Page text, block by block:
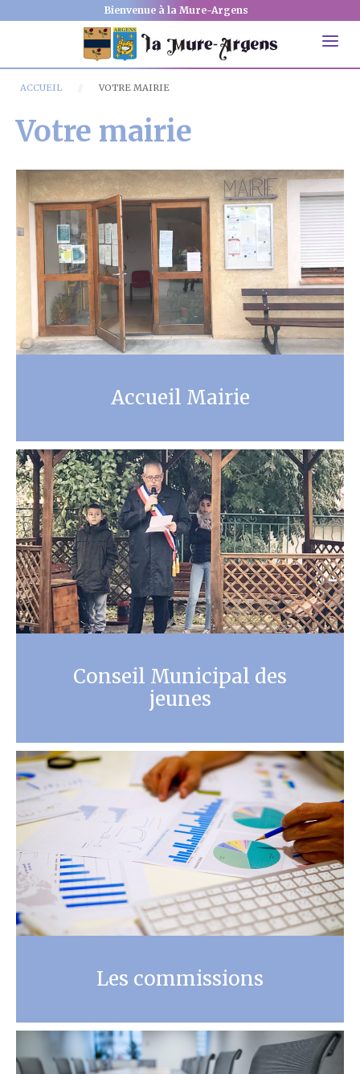
Bienvenue à la Mure-Argens
ACCUEIL VOTRE MAIRIE
Votre mairie
Accueil Mairie
Conseil Municipal des
jeunes
Les commissions